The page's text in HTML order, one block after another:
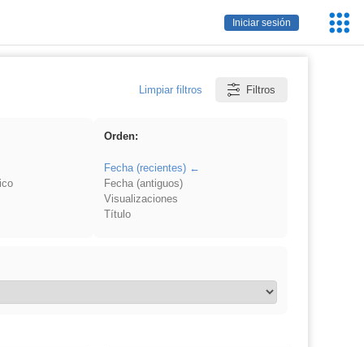
Iniciar sesión
Limpiar filtros Filtros
Orden:
Fecha (recientes)
Fecha (antiguos)
Visualizaciones
Título